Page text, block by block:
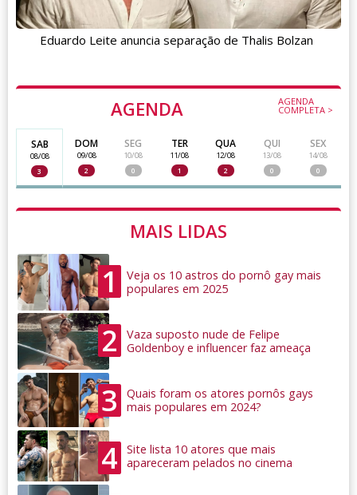
AGENDA AGENDA
COMPLETA >
SAB
08/08
3
DOM
09/08
2
SEG
10/08
0
TER
11/08
1
QUA
12/08
2
QUI
13/08
0
SEX
14/08
0
MAIS LIDAS
1
Veja os 10 astros do pornô gay mais
populares em 2025
2
Vaza suposto nude de Felipe
Goldenboy e influencer faz ameaça
3
Quais foram os atores pornôs gays
mais populares em 2024?
4
Site lista 10 atores que mais
apareceram pelados no cinema
Eduardo Leite anuncia separação de Thalis Bolzan